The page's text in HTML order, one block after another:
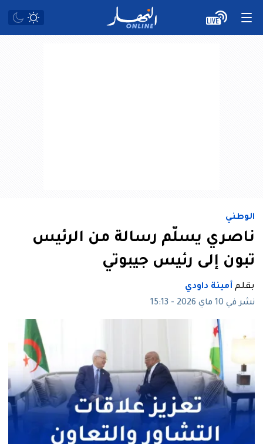
الوطني
ناصري يسلّم رسالة من الرئيس
تبون إلى رئيس جيبوتي
بقلم أمينة داودي
نشر في 10 ماي 2026 - 15:13